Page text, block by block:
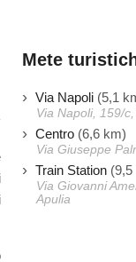
Mete
Via Napoli (5,1
Via Napoli, 159/
Centro (6,6 km)
Via Giuseppe
Train Station (9,5
Via Giovanni
Apulia